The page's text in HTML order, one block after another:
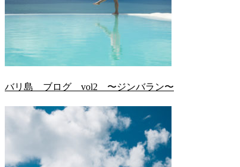
バリ島 ブログ vol2 〜ジンバラン〜